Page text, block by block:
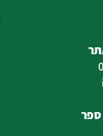
ספר